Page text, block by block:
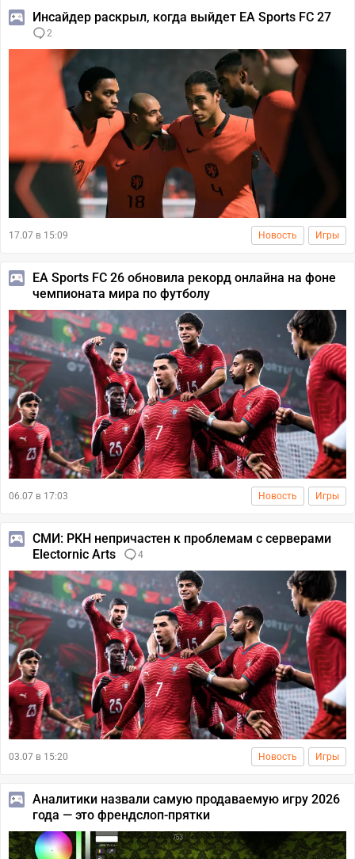
Инсайдер раскрыл, когда выйдет EA Sports FC 27
2
17.07 в 15:09 Новость Игры
EA Sports FC 26 обновила рекорд онлайна на фоне
чемпионата мира по футболу
06.07 в 17:03 Новость Игры
СМИ: РКН непричастен к проблемам с серверами
Electornic Arts
4
03.07 в 15:20 Новость Игры
Аналитики назвали самую продаваемую игру 2026
года — это френдслоп-прятки